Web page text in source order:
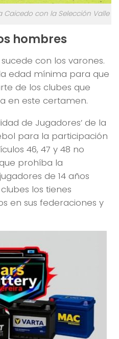
Caicedo con la Selección Valle
hombres
con los varones.
edad mínima para que
de los clubes que
en este certamen.
de Jugadores’ de la
para la participación
46, 47 y 48 no
prohíba la
de 14 años
los tienes
en sus federaciones y